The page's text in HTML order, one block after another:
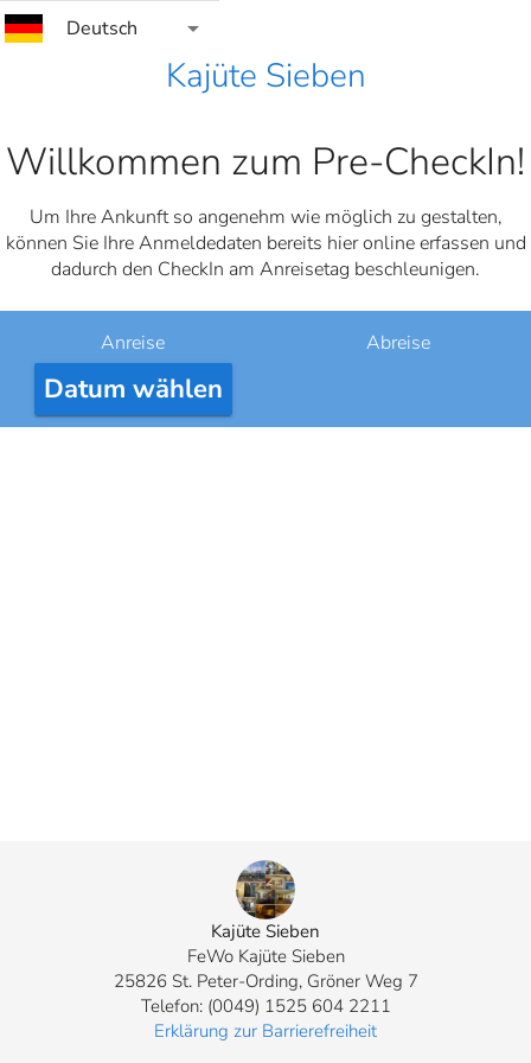
Deutsch arrow_drop_down
Kajüte Sieben
Willkommen zum Pre-CheckIn!
Um Ihre Ankunft so angenehm wie möglich zu gestalten,
können Sie Ihre Anmeldedaten bereits hier online erfassen und
dadurch den CheckIn am Anreisetag beschleunigen.
Anreise
Datum wählen
Abreise
Kajüte Sieben
FeWo Kajüte Sieben
25826 St. Peter-Ording, Gröner Weg 7
Telefon: (0049) 1525 604 2211
Erklärung zur Barrierefreiheit